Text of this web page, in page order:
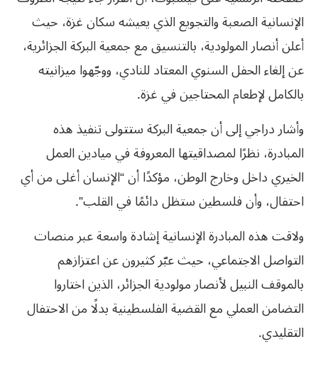
الإنسانية الصعبة والتجويع الذي يعيشه سكان غزة، حيث
أعلن أنصار المولودية، بالتنسيق مع جمعية البركة الجزائرية،
عن إلغاء الحفل السنوي المعتاد للنادي، ووجّهوا ميزانيته
بالكامل لإطعام المحتاجين في غزة.
وأشار دراجي إلى أن جمعية البركة ستتولى تنفيذ هذه
المبادرة، نظرًا لمصداقيتها المعروفة في ميادين العمل
الخيري داخل وخارج الوطن، مؤكدًا أن “الإنسان أغلى من أي
احتفال، وأن فلسطين ستظل دائمًا في القلب”.
ولاقت هذه المبادرة الإنسانية إشادة واسعة عبر منصات
التواصل الاجتماعي، حيث عبّر كثيرون عن اعتزازهم
بالموقف النبيل لأنصار مولودية الجزائر، الذين اختاروا
التضامن العملي مع القضية الفلسطينية بدلًا من الاحتفال
التقليدي.